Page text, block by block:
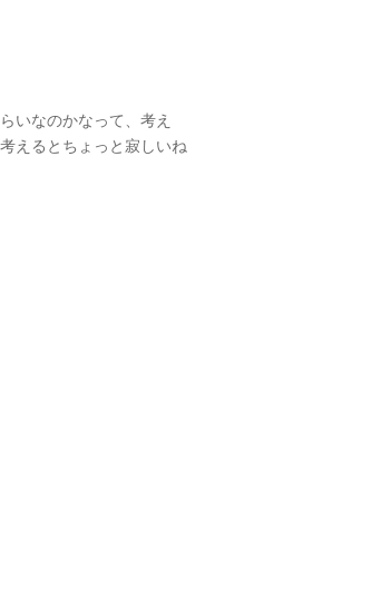
いなのかなって、考え
えるとちょっと寂しいね